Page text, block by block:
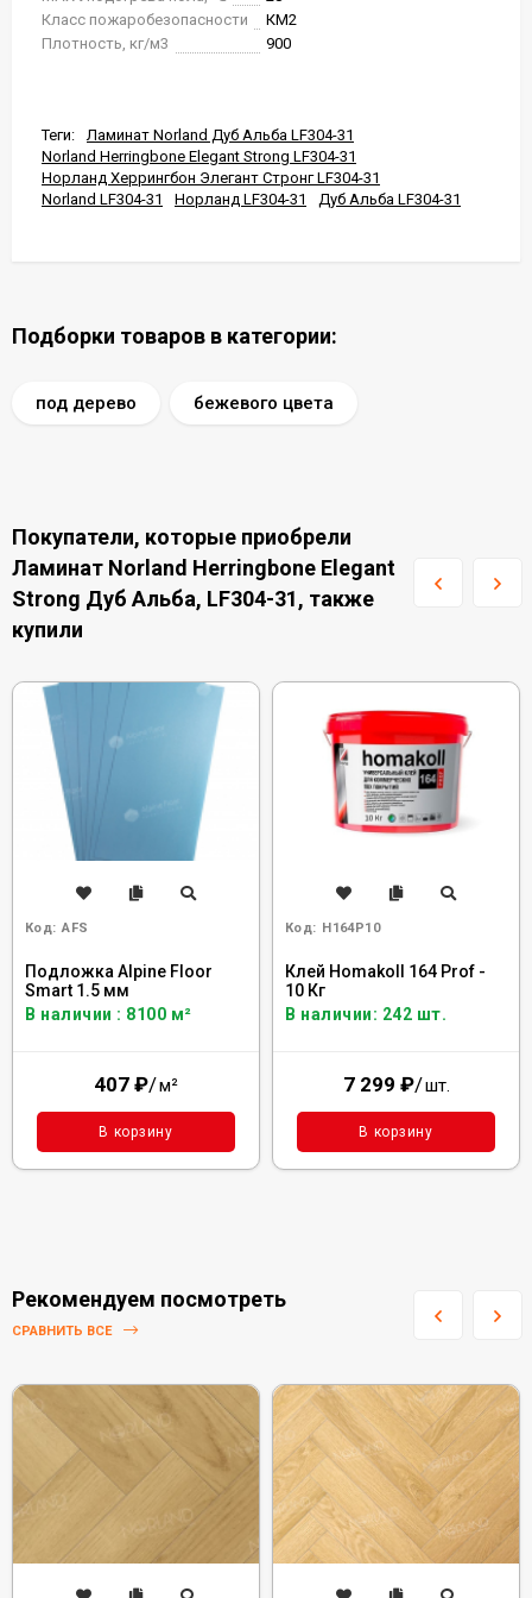
Класс пожаробезопасности
КМ2
Плотность, кг/м3
900
Теги:
Ламинат Norland Дуб Альба LF304-31
Norland Herringbone Elegant Strong LF304-31
Норланд Херрингбон Элегант Стронг LF304-31
Norland LF304-31
Норланд LF304-31 Дуб Альба LF304-31
Подборки товаров в категории:
под дерево бежевого цвета
Покупатели, которые приобрели
Ламинат Norland Herringbone Elegant
Strong Дуб Альба, LF304-31, также
купили
Код: AFS
Подложка Alpine Floor
Smart 1.5 мм
В наличии : 8100 м²
407 ₽/м²
В корзину
Код: H164P10
Клей Homakoll 164 Prof -
10 Кг
В наличии: 242 шт.
7 299 ₽/шт.
В корзину
Рекомендуем посмотреть
СРАВНИТЬ ВСЕ